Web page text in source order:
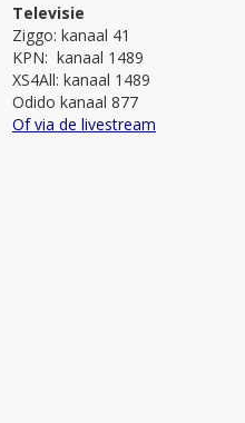
Televisie
Ziggo: kanaal 41
KPN: kanaal 1489
XS4All: kanaal 1489
Odido kanaal 877
Of via de livestream